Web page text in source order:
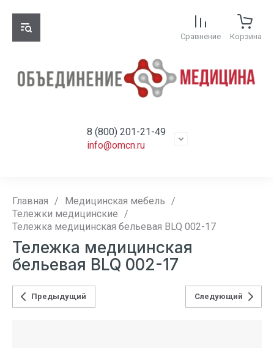
8 (800) 201-21-49
info@omcn.ru
Сравнение Корзина
Главная / Медицинская мебель /
Тележки медицинские /
Тележка медицинская бельевая BLQ 002-17
Тележка медицинская
бельевая BLQ 002-17
Предыдущий Следующий